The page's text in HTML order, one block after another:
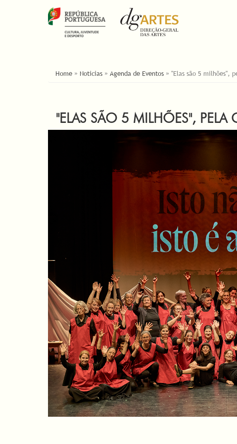
ESTÁ AQUI
Home » Noticias » Agenda de Eventos » "Elas são 5 milhões",
"ELAS SÃO 5 MILHÕES",